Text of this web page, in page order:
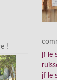
!
jf le
jf le